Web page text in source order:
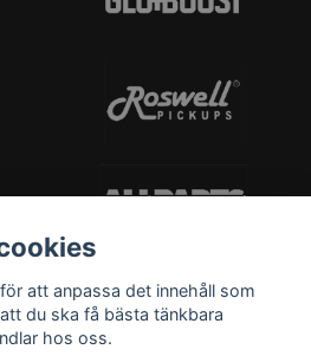
att anpassa det innehåll som
du ska få bästa tänkbara
hos oss.